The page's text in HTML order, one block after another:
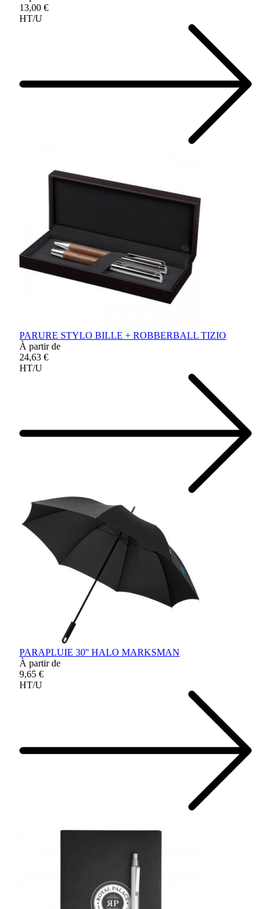
13,00 €
HT/U
PARURE STYLO BILLE + ROBBERBALL TIZIO
À partir de
24,63 €
HT/U
PARAPLUIE 30'' HALO MARKSMAN
À partir de
9,65 €
HT/U